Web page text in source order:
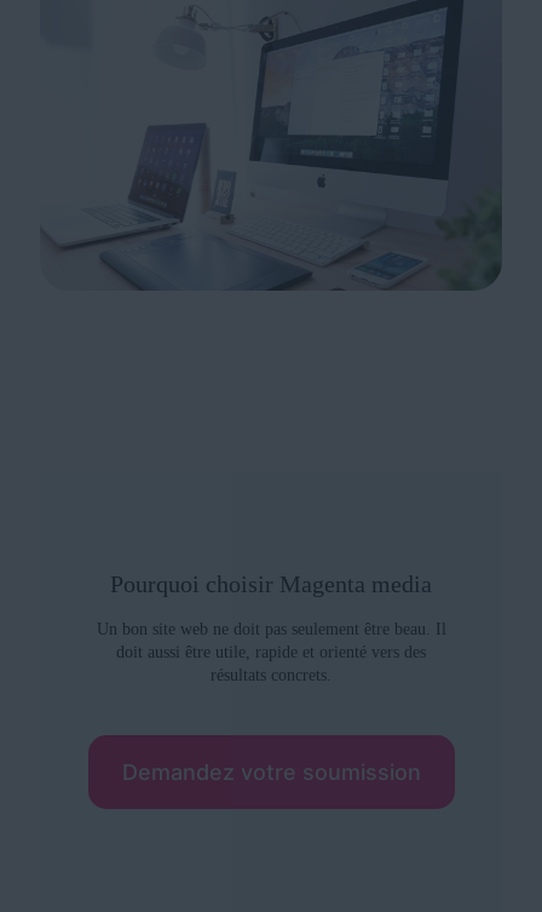
Pourquoi choisir Magenta media
Un bon site web ne doit pas seulement être beau. Il
doit aussi être utile, rapide et orienté vers des
résultats concrets.
Demandez votre soumission